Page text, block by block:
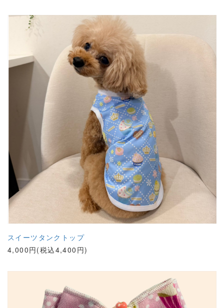
スイーツタンクトップ
4,000円(税込4,400円)